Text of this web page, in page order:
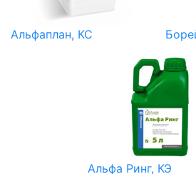
Альфаплан, КС
Альфа Ринг, КЭ